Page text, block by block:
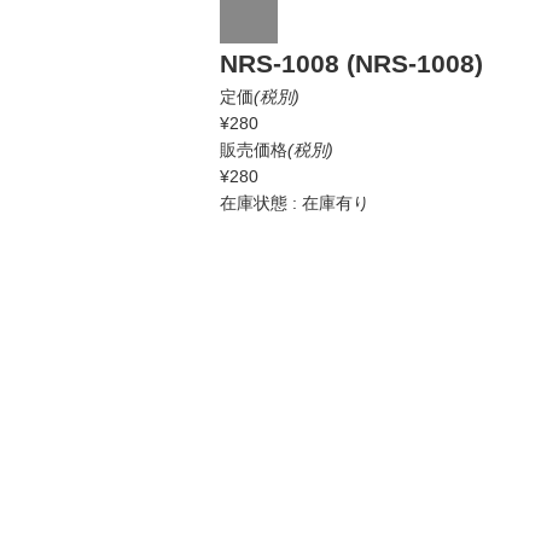
NRS-1008 (NRS-1008)
定価(税別)
¥280
販売価格(税別)
¥280
在庫状態 : 在庫有り